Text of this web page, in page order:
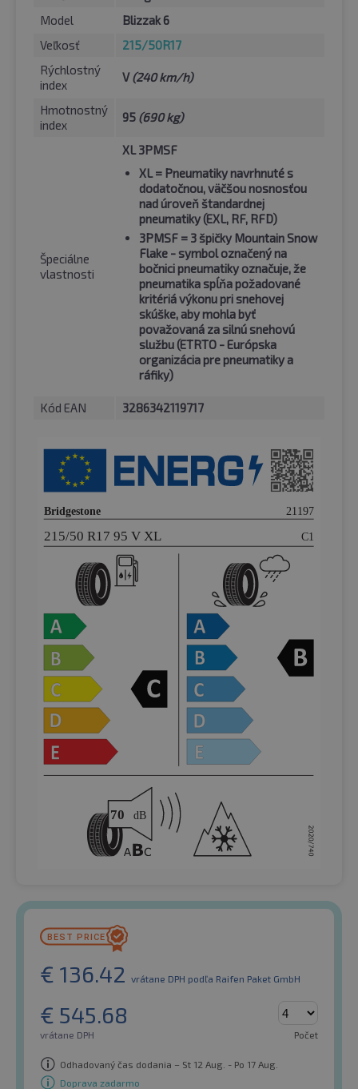
Model
Blizzak 6
Veľkosť
215/50R17
Rýchlostný
index
V(240 km/h)
Hmotnostný
index
95 (690 kg)
Špeciálne
vlastnosti
XL 3PMSF
XL= Pneumatiky navrhnuté s
dodatočnou, väčšou nosnosťou
nad úroveň štandardnej
pneumatiky (EXL, RF, RFD)
3PMSF = 3 špičky Mountain Snow
Flake - symbol označený na
bočnici pneumatiky označuje, že
pneumatika spĺňa požadované
kritériá výkonu pri snehovej
skúške, aby mohla byť
považovaná za silnú snehovú
službu (ETRTO - Európska
organizácia pre pneumatiky a
ráfiky)
Kód EAN 3286342119717
€ 136.42 vrátane DPH podľa Raifen Paket GmbH
€ 545.68
vrátane DPH Počet
Odhadovaný čas dodania – St 12 Aug. - Po 17 Aug.
Doprava zadarmo